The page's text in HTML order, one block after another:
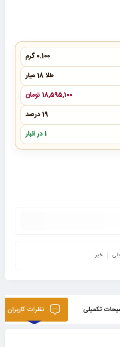
بلی خیر
0.100 گرم
طلا 18 عیار
18,595,100 تومان
19 درصد
1 در انبار
تکمیلی نظرات کاربران